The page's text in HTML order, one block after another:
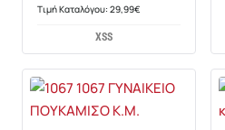
Τιμή Καταλόγου: 29,99€
XSS